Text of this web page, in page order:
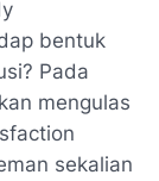
bentuk
Pada
mengulas
sekalian